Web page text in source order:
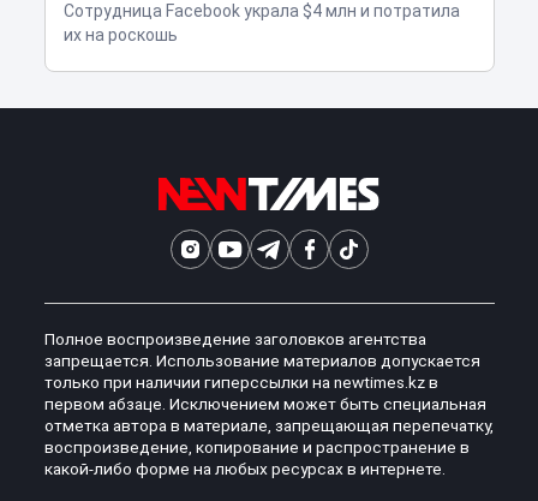
Сотрудница Facebook украла $4 млн и потратила
их на роскошь
Полное воспроизведение заголовков агентства
запрещается. Использование материалов допускается
только при наличии гиперссылки на newtimes.kz в
первом абзаце. Исключением может быть специальная
отметка автора в материале, запрещающая перепечатку,
воспроизведение, копирование и распространение в
какой-либо форме на любых ресурсах в интернете.